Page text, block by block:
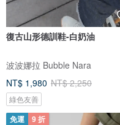
復古山形德訓鞋-白奶油
波波娜拉 Bubble Nara
NT$ 1,980 NT$ 2,250
綠色友善
免運 9 折